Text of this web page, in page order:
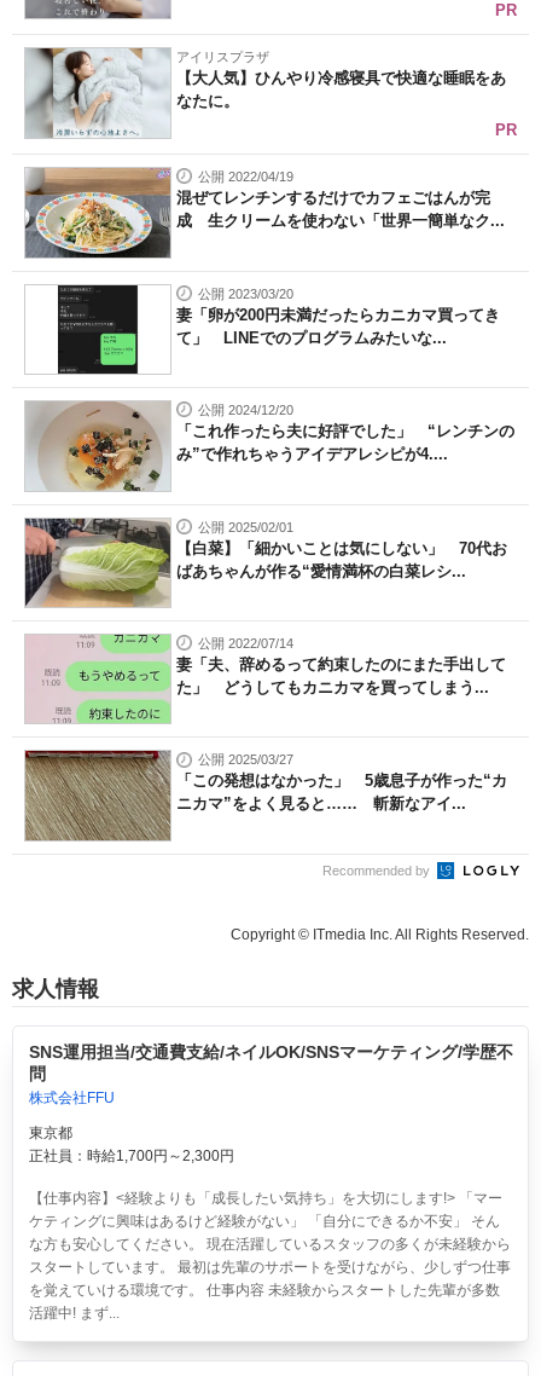
PR
アイリスプラザ
【大人気】ひんやり冷感寝具で快適な睡眠をあ
なたに。
PR
公開 2022/04/19
混ぜてレンチンするだけでカフェごはんが完
成 生クリームを使わない「世界一簡単なク...
公開 2023/03/20
妻「卵が200円未満だったらカニカマ買ってき
て」 LINEでのプログラムみたいな...
公開 2024/12/20
「これ作ったら夫に好評でした」 “レンチンの
み”で作れちゃうアイデアレシピが4....
公開 2025/02/01
【白菜】「細かいことは気にしない」 70代お
ばあちゃんが作る“愛情満杯の白菜レシ...
公開 2022/07/14
妻「夫、辞めるって約束したのにまた手出して
た」 どうしてもカニカマを買ってしまう...
公開 2025/03/27
「この発想はなかった」 5歳息子が作った“カ
ニカマ”をよく見ると…… 斬新なアイ...
Recommended by
Copyright © ITmedia Inc. All Rights Reserved.
求人情報
SNS運用担当/交通費支給/ネイルOK/SNSマーケティング/学歴不
問
株式会社FFU
東京都
正社員：時給1,700円～2,300円
【仕事内容】<経験よりも「成長したい気持ち」を大切にします!> 「マー
ケティングに興味はあるけど経験がない」 「自分にできるか不安」 そん
な方も安心してください。 現在活躍しているスタッフの多くが未経験から
スタートしています。 最初は先輩のサポートを受けながら、少しずつ仕事
を覚えていける環境です。 仕事内容 未経験からスタートした先輩が多数
活躍中! まず...